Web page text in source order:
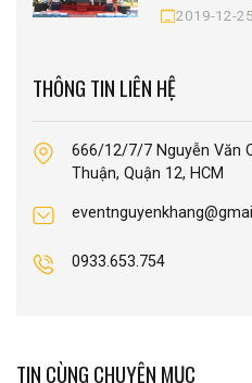
2019-12-25
THÔNG TIN LIÊN HỆ
666/12/7/7 Nguyễn Văn
Thuận, Quận 12, HCM
0933.653.754
TIN CÙNG CHUYÊN MỤC